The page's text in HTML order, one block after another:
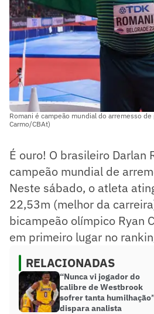
Romani é campeão mundial do arremesso
Carmo/CBAt)
É ouro! O brasileiro Darlan
campeão mundial de
Neste sábado, o atleta
22,53m (melhor da
bicampeão olímpico Ryan
em primeiro lugar no
RELACIONADAS
“Nunca vi jogador do
calibre de Westbrook
sofrer tanta
dispara analista